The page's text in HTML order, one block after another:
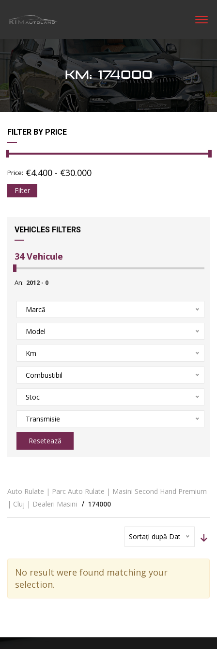
KM: 174000
FILTER BY PRICE
Price: €4.400 - €30.000
Filter
VEHICLES FILTERS
34 Vehicule
An:
Marcă
Model
Km
Combustibil
Stoc
Transmisie
Resetează
Auto Rulate | Parc Auto Rulate | Masini Second Hand Premium
| Cluj | Dealeri Masini
174000
Sortați după Dată
No result were found matching your
selection.